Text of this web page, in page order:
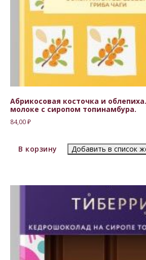
Абрикосовая косточка и
молоке с сиропом топинамбура.
84,00₽
В корзину Добавить в список